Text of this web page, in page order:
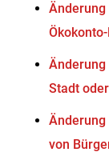
Änderung
Änderung
Stadt
Änderung
von